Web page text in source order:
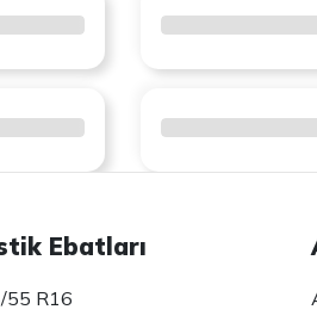
Ebatları
55 R16